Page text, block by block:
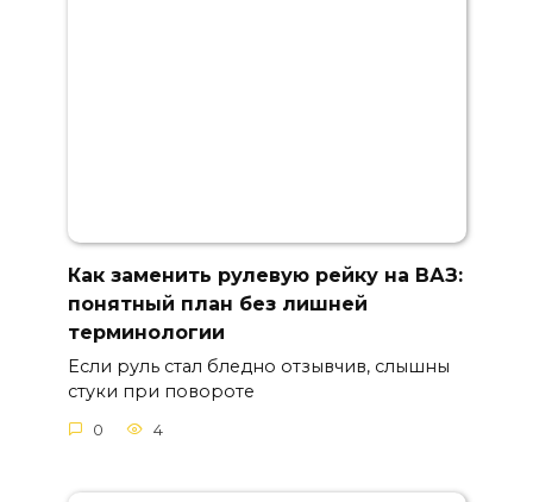
Как заменить рулевую рейку на ВАЗ:
понятный план без лишней
терминологии
Если руль стал бледно отзывчив, слышны
стуки при повороте
0 4